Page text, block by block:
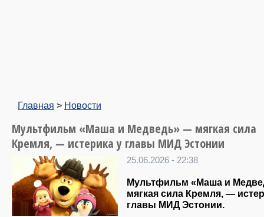
Главная > Новости
Мультфильм «Маша и Медведь» — мягкая сила
Кремля, — истерика у главы МИД Эстонии
25.06.2026 - 22:38
Мультфильм «Маша и
мягкая сила Кремля, —
главы МИД Эстонии.